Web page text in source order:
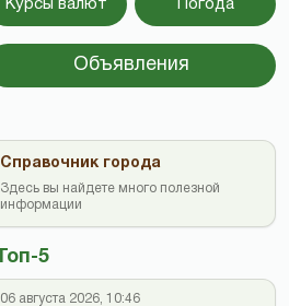
Курсы валют Погода
Объявления
Топ-5
06 августа 2026, 10:46
Справочник города
Здесь вы найдете много полезной
информации